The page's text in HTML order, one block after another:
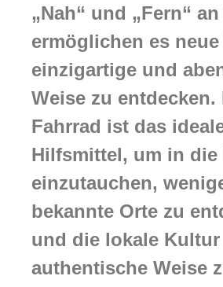
„Nah“ und „Fern“
ermöglichen es
einzigartige und
Weise zu entdecken.
Fahrrad ist das
Hilfsmittel, um in die
einzutauchen,
bekannte Orte zu
und die lokale
authentische Weise